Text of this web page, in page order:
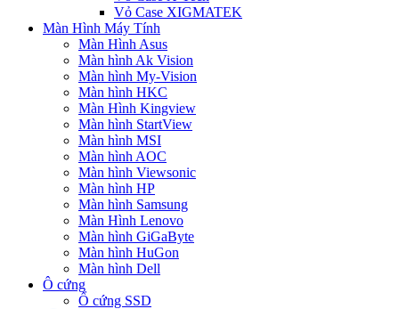
Vỏ Case XIGMATEK
Màn Hình Máy Tính
Màn Hình Asus
Màn hình Ak Vision
Màn hình My-Vision
Màn hình HKC
Màn Hình Kingview
Màn hình StartView
Màn hình MSI
Màn hình AOC
Màn hình Viewsonic
Màn hình HP
Màn hình Samsung
Màn Hình Lenovo
Màn hình GiGaByte
Màn hình HuGon
Màn hình Dell
Ô cứng
Ổ cứng SSD